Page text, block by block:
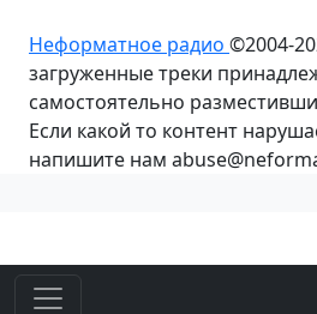
Неформатное радио ©2004-
загруженные треки
самостоятельно
Если какой то контент
напишите нам